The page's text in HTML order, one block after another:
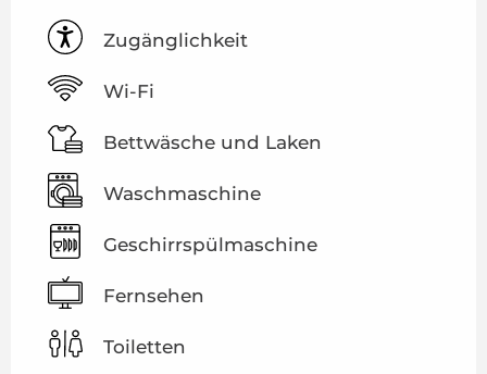
Zugänglichkeit
Wi-Fi
Bettwäsche und Laken
Waschmaschine
Geschirrspülmaschine
Fernsehen
Toiletten